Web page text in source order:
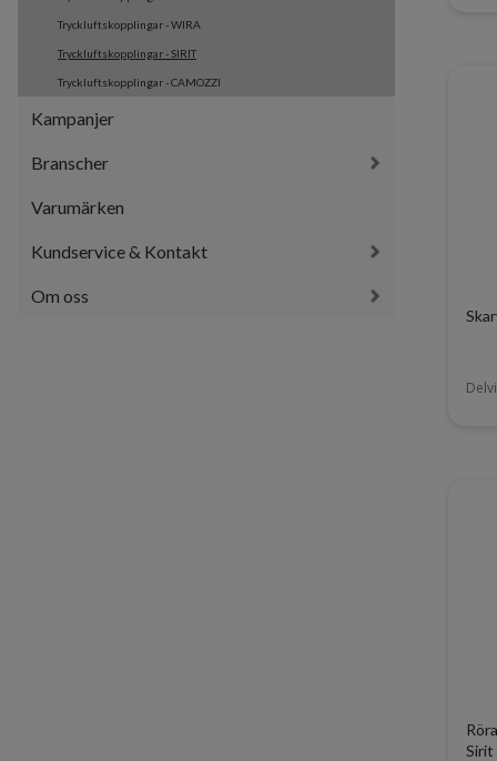
Tryckluftskopplingar - WIRA
Tryckluftskopplingar - SIRIT
Tryckluftskopplingar - CAMOZZI
Kampanjer
Branscher
Varumärken
Kundservice & Kontakt
Om oss
Sirit